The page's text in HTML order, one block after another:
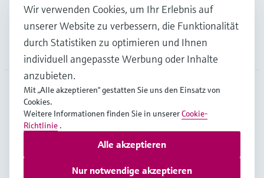
Support
Unternehmen
DEU
Copyright © Endress+Hauser Group Services AG
Nutzungsbedingungen
Datenschutz
Wir verwenden Cookies, um Ihr Erlebnis auf
unserer Website zu verbessern, die Funktionalität
durch Statistiken zu optimieren und Ihnen
individuell angepasste Werbung oder Inhalte
anzubieten.
Mit „Alle akzeptieren“ gestatten Sie uns den Einsatz von
Cookies.
Weitere Informationen finden Sie in unsererCookie-
Richtlinie .
Nur notwendige akzeptieren
Alle akzeptieren